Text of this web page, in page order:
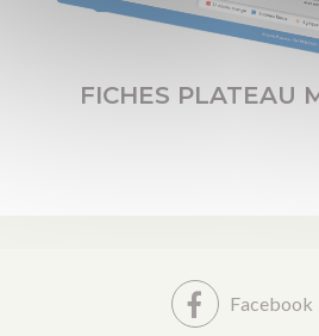
FICHES PLATEAU
Facebook